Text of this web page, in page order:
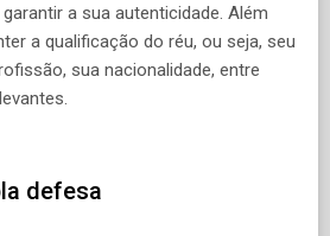
a sua autenticidade. Além
a qualificação do réu, ou seja, seu
sua nacionalidade, entre
defesa